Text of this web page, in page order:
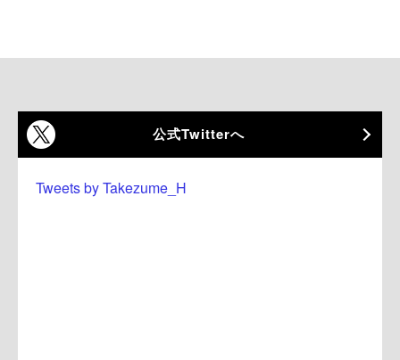
公式Twitterへ
Tweets by Takezume_H